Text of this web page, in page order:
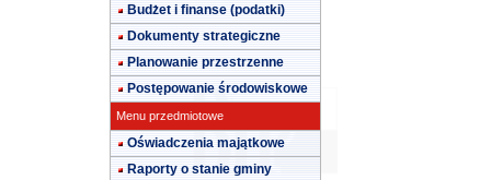
Budżet i finanse (podatki)
Dokumenty strategiczne
Planowanie przestrzenne
Postępowanie środowiskowe
Menu przedmiotowe
Oświadczenia majątkowe
Raporty o stanie gminy